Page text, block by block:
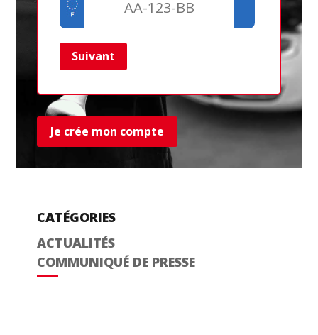
Suivant
Je crée mon compte
CATÉGORIES
ACTUALITÉS
COMMUNIQUÉ DE PRESSE